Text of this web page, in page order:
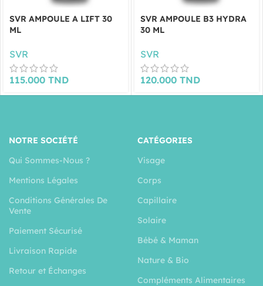
SVR AMPOULE A LIFT 30
ML
SVR
115.000 TND
SVR AMPOULE B3 HYDRA
30 ML
SVR
120.000 TND
NOTRE SOCIÉTÉ
Qui Sommes-Nous ?
Mentions Légales
Conditions Générales De
Vente
Paiement Sécurisé
Livraison Rapide
Retour et Échanges
CATÉGORIES
Visage
Corps
Capillaire
Solaire
Bébé & Maman
Nature & Bio
Compléments Alimentaires